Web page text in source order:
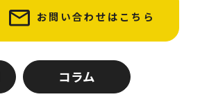
お問い合わせはこちら
コラム